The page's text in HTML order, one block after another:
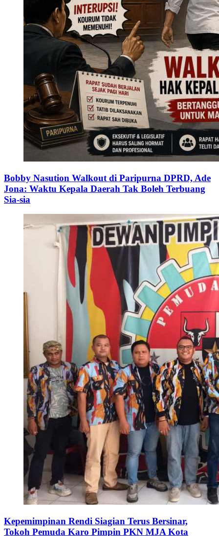
Bobby Nasution Walkout di Paripurna DPRD, Ade
Jona: Waktu Kepala Daerah Tak Boleh Terbuang
Sia-sia
Kepemimpinan Rendi Siagian Terus Bersinar,
Tokoh Pemuda Karo Pimpin PKN MJA Kota